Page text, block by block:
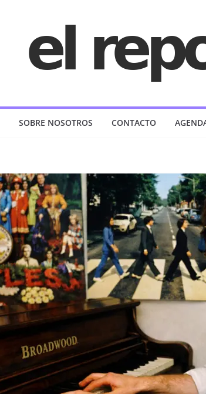
SOBRE NOSOTROS CONTACTO